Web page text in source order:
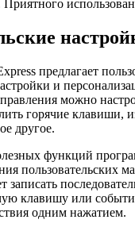
предлагает
и
можно
горячие клавиши,
другое.
функций
пользовательских
записать
клавишу или
одним нажатием.